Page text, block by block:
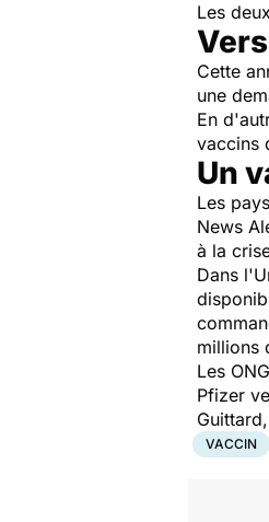
Les
Cette
une
En
vaccins
Un
Les
News
à la
Dans
millions
Les
Pfizer
VACCIN